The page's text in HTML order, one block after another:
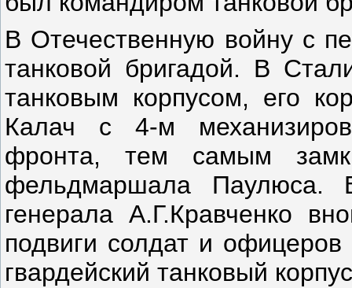
В Отечественную войну с
танковой бригадой. В
танковым корпусом, его
Калач с 4-м
фронта, тем самым
фельдмаршала Паулюса.
генерала А.Г.Кравченко
подвиги солдат и
гвардейский танковый